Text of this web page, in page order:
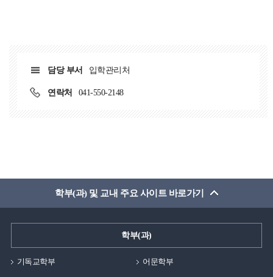
전파하고자 함에 힘쓴다고 생각했습니다. 그리고 그 때의
따뜻했던 기억은 아직도 제가 세상을 살아가는 원동력 중
하나가 된다고 자부할정도로 값집니다. 하지만 졸업하고난
아니였다면, 매주 채플을 드리지 않았다면, 여러 목사님과
교수님들의 기도가 없었다면 누릴 수 없는
은혜였을것입니다. 그렇기에 졸업생으로써
재학생분들에게 해드리고 싶은 말이 있다면, 좋은 환경이
마련되어 있는 대학생활 동안에 많은 것들을 경험하시길
상담센터, 지원 활동들 등을 통해 자기 자신을 알아가고
경험을 쌓았으며, 이후에 병원에서 수술 후 재활운동과
만성 근골격계 통증 환자를 대상으로 운동 처방 및 지도를
체형교정 및 선수 트레이닝에 대한 많은 견문을 쌓게
되었습니다. 이후에 재활전문 센터에 근무하였고, 현재는
센터장으로 근무하고 있습니다.먼저, 백석대학교는 저에게
많은 선물을 준 모교입니다. 그 이유로 현재의 아내를
담당 부서 입학관리처
연락처 041-550-2148
학부(과) 및 교내 주요 사이트 바로가기
학부(과)
기독교학부 어문학부